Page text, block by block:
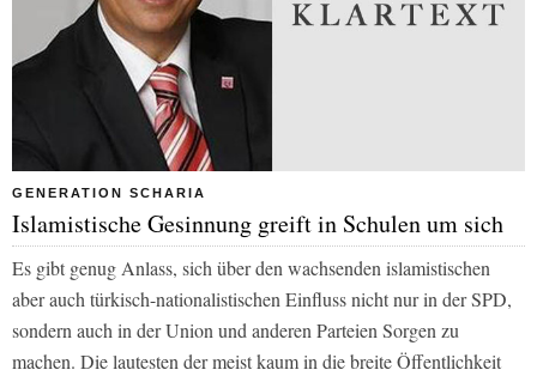
GENERATION SCHARIA
Islamistische Gesinnung greift in Schulen um sich
Es gibt genug Anlass, sich über den wachsenden islamistischen
aber auch türkisch-nationalistischen Einfluss nicht nur in der SPD,
sondern auch in der Union und anderen Parteien Sorgen zu
machen. Die lautesten der meist kaum in die breite Öffentlichkeit